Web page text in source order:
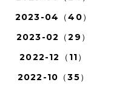
2023-04（40）
2023-02（29）
2022-12（11）
2022-10（35）